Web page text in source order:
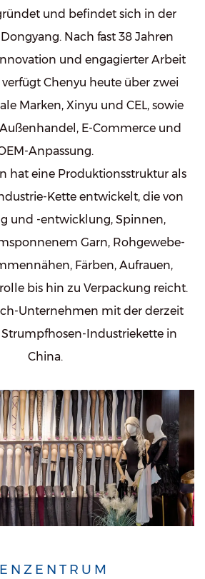
und befindet sich in der
Nach fast 38 Jahren
und engagierter Arbeit
Chenyu heute über zwei
Marken, Xinyu und CEL, sowie
E-Commerce und
Anpassung.
hat eine Produktionsstruktur als
Kette entwickelt, die von
und -entwicklung, Spinnen,
Garn, Rohgewebe-
Färben, Aufrauen,
bis hin zu Verpackung reicht.
Unternehmen mit der derzeit
Industriekette in
China.